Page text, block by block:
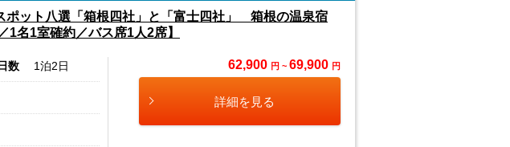
ポット八選「箱根四社」と「富士四社」 箱根の温泉宿
名1室確約／バス席1人2席】
数 1泊2日 62,900 円 ~ 69,900 円
詳細を見る